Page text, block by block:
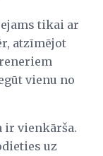
tikai ar
atzīmējot
vienu no
ir vienkārša.
uz